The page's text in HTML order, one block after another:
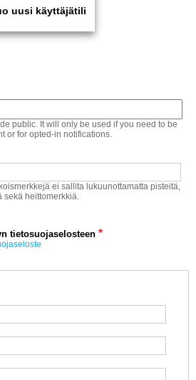
ENDURO
MOTOCROSS
MUUT LAJIT
YLEISTÄ ALALTA
LUE DIGILEHDET
ASIAKASPALVELU JA
MEDIATIEDOT
YHTEYSTIEDOT
uusi käyttäjätili
public. It will only be used if you need to be
or for opted-in notifications.
ei sallita lukuunottamatta pisteitä,
heittomerkkiä.
tietosuojaselosteen